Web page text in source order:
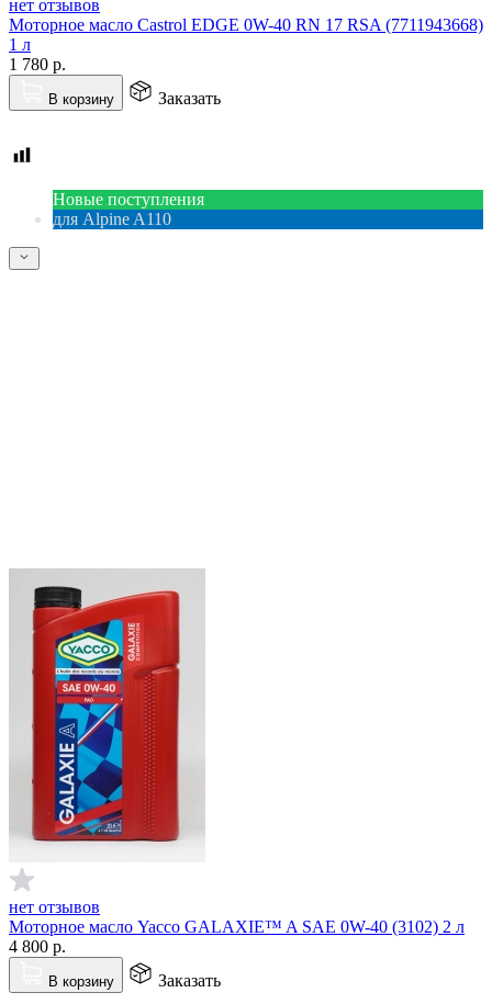
нет отзывов
Моторное масло Castrol EDGE 0W-40 RN 17 RSA (7711943668)
1 л
1 780 р.
В корзину Заказать
Новые поступления
для Alpine A110
нет отзывов
Моторное масло Yacco GALAXIE™ A SAE 0W-40 (3102) 2 л
4 800 р.
В корзину Заказать